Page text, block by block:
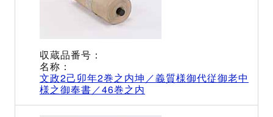
文政2己卯年2巻之内坤／義質様御代従御老中
様之御奉書／46巻之内